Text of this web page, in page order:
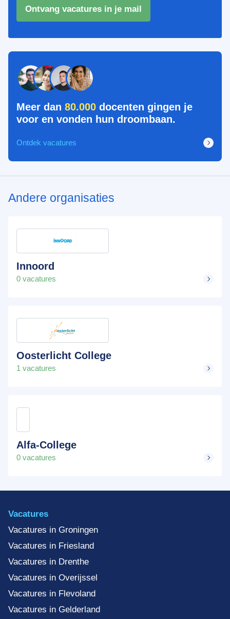
Ontvang vacatures in je mail
Meer dan 80.000 docenten gingen je
voor en vonden hun droombaan.
Ontdek vacatures
Andere organisaties
Innoord
0 vacatures
Oosterlicht College
1 vacatures
Alfa-College
0 vacatures
Vacatures
Vacatures in Groningen
Vacatures in Friesland
Vacatures in Drenthe
Vacatures in Overijssel
Vacatures in Flevoland
Vacatures in Gelderland